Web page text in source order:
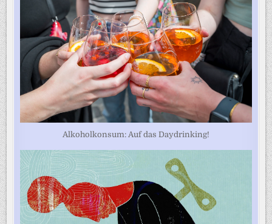
Alkoholkonsum: Auf das Daydrinking!